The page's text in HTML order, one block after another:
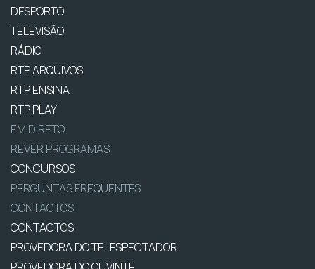
DESPORTO
TELEVISÃO
RÁDIO
RTP ARQUIVOS
RTP ENSINA
RTP PLAY
EM DIRETO
REVER PROGRAMAS
CONCURSOS
PERGUNTAS FREQUENTES
CONTACTOS
CONTACTOS
PROVEDORA DO TELESPECTADOR